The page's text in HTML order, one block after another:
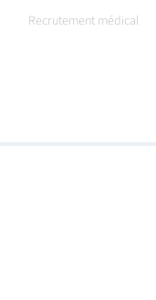
Recrutement médical